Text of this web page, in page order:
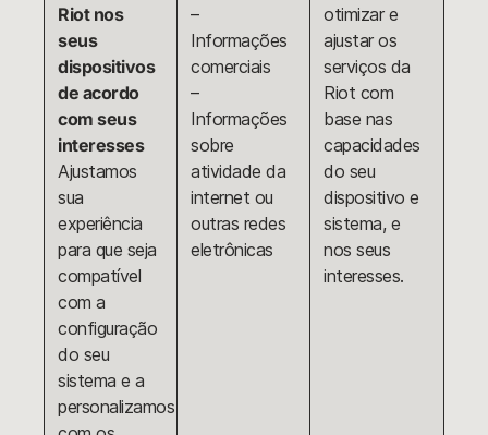
Riot nos
seus
dispositivos
de acordo
com seus
interesses
Ajustamos
sua
experiência
para que seja
compatível
com a
configuração
do seu
sistema e a
personalizamos
–
Informações
comerciais
–
Informações
sobre
atividade da
internet ou
outras redes
eletrônicas
otimizar e
ajustar os
serviços da
Riot com
base nas
capacidades
do seu
dispositivo e
sistema, e
nos seus
interesses.